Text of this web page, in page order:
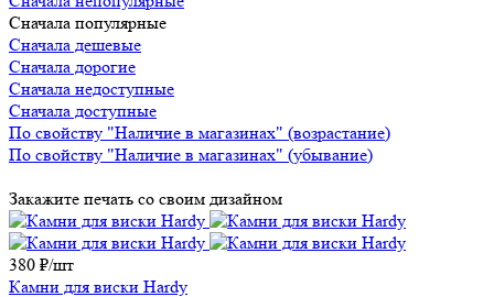
Сначала популярные
Сначала дешевые
Сначала дорогие
Сначала недоступные
Сначала доступные
По свойству "Наличие в магазинах" (возрастание)
По свойству "Наличие в магазинах" (убывание)
Закажите печать со своим дизайном
380 ₽/шт
Камни для виски Hardy